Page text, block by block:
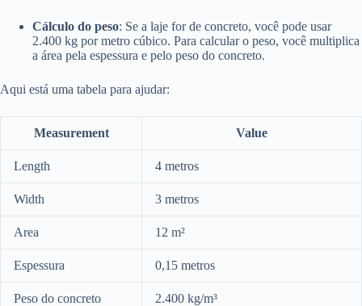
Cálculo do peso: Se a laje for de concreto, você pode usar
2.400 kg por metro cúbico. Para calcular o peso, você multiplica
a área pela espessura e pelo peso do concreto.
Aqui está uma tabela para ajudar:
Measurement Value
Length 4 metros
Width 3 metros
Area 12 m²
Espessura 0,15 metros
Peso do concreto 2.400 kg/m³